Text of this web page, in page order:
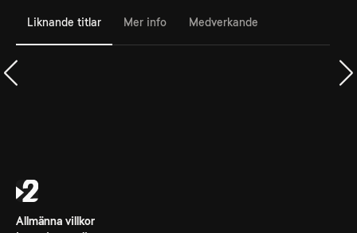
Liknande titlar Mer info Medverkande
Allmänna villkor